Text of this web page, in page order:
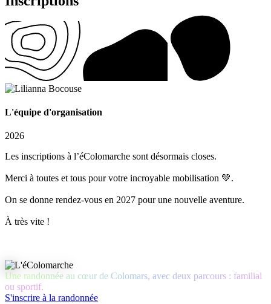
L'équipe d'organisation
2026
Les inscriptions à l’éColomarche sont désormais closes.
Merci à toutes et tous pour votre incroyable mobilisation 💚.
On se donne rendez-vous en 2027 pour une nouvelle aventure.
À très vite !
Une randonnée au cœur de Colomars, avec deux parcours : familial
ou sportif.
S'inscrire à la randonnée